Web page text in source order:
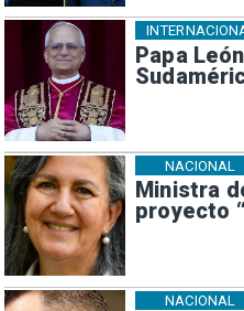
Papa
Ministra
proyecto
NACIONAL
NACIONAL